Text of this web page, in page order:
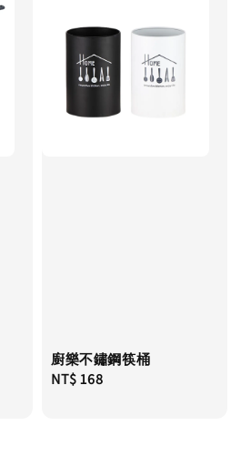
廚樂不鏽鋼筷桶
Regular
NT$ 168